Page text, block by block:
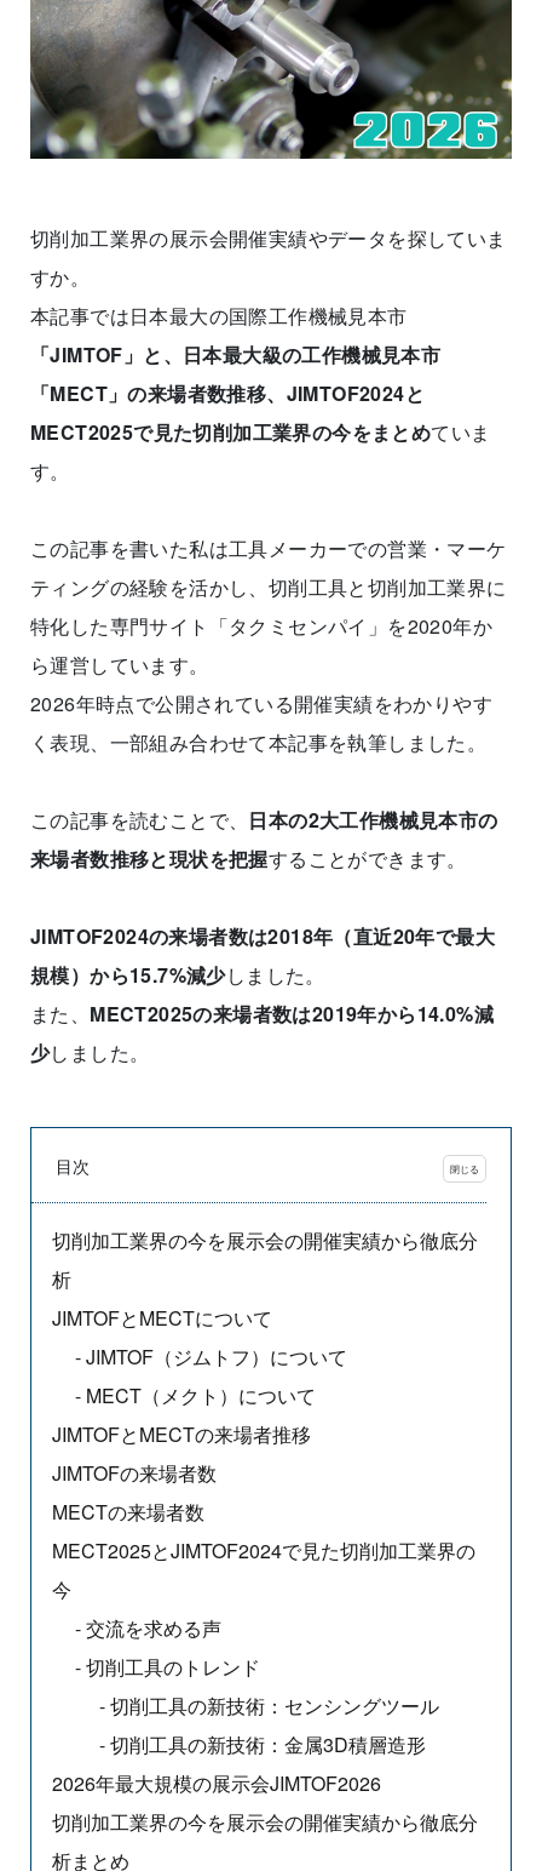
切削加工業界の展示会開催実績やデータを探していま
すか。
本記事では日本最大の国際工作機械見本市
「JIMTOF」と、日本最大級の工作機械見本市
「MECT」の来場者数推移、JIMTOF2024と
MECT2025で見た切削加工業界の今をまとめていま
す。
この記事を書いた私は工具メーカーでの営業・マーケ
ティングの経験を活かし、切削工具と切削加工業界に
特化した専門サイト「タクミセンパイ」を2020年か
ら運営しています。
2026年時点で公開されている開催実績をわかりやす
く表現、一部組み合わせて本記事を執筆しました。
この記事を読むことで、 日本の2大工作機械見本市の
来場者数推移と現状を把握することができます。
JIMTOF2024の来場者数は2018年（直近20年で最大
規模）から15.7%減少しました。
また、 MECT2025の来場者数は2019年から14.0%減
少しました。
目次
切削加工業界の今を展示会の開催実績から徹底分
析
JIMTOFとMECTについて
JIMTOF（ジムトフ）について
MECT（メクト）について
JIMTOFとMECTの来場者推移
JIMTOFの来場者数
MECTの来場者数
MECT2025とJIMTOF2024で見た切削加工業界の
今
交流を求める声
切削工具のトレンド
切削工具の新技術：センシングツール
切削工具の新技術：金属3D積層造形
2026年最大規模の展示会JIMTOF2026
切削加工業界の今を展示会の開催実績から徹底分
析まとめ